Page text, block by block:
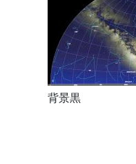
背景黒